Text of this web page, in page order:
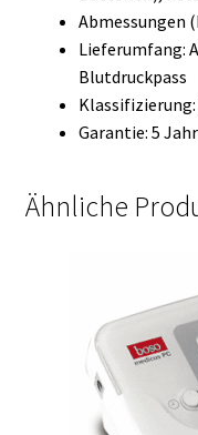
Abmessungen
Lieferumfang:
Blutdruckpass
Garantie: 5
Ähnliche